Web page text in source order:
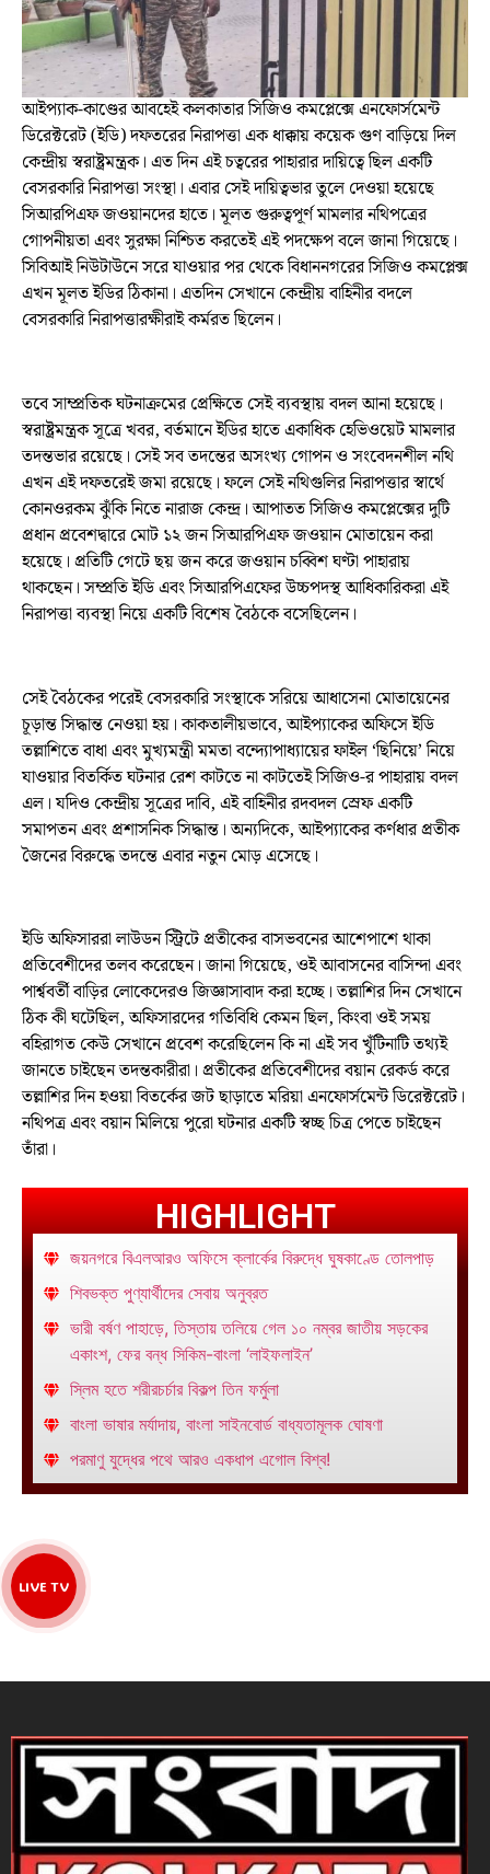
আইপ্যাক-কাণ্ডের আবহেই কলকাতার সিজিও কমপ্লেক্সে এনফোর্সমেন্ট
ডিরেক্টরেট (ইডি) দফতরের নিরাপত্তা এক ধাক্কায় কয়েক গুণ বাড়িয়ে দিল
কেন্দ্রীয় স্বরাষ্ট্রমন্ত্রক। এত দিন এই চত্বরের পাহারার দায়িত্বে ছিল একটি
বেসরকারি নিরাপত্তা সংস্থা। এবার সেই দায়িত্বভার তুলে দেওয়া হয়েছে
সিআরপিএফ জওয়ানদের হাতে। মূলত গুরুত্বপূর্ণ মামলার নথিপত্রের
গোপনীয়তা এবং সুরক্ষা নিশ্চিত করতেই এই পদক্ষেপ বলে জানা গিয়েছে।
সিবিআই নিউটাউনে সরে যাওয়ার পর থেকে বিধাননগরের সিজিও কমপ্লেক্স
এখন মূলত ইডির ঠিকানা। এতদিন সেখানে কেন্দ্রীয় বাহিনীর বদলে
বেসরকারি নিরাপত্তারক্ষীরাই কর্মরত ছিলেন।
তবে সাম্প্রতিক ঘটনাক্রমের প্রেক্ষিতে সেই ব্যবস্থায় বদল আনা হয়েছে।
স্বরাষ্ট্রমন্ত্রক সূত্রে খবর, বর্তমানে ইডির হাতে একাধিক হেভিওয়েট মামলার
তদন্তভার রয়েছে। সেই সব তদন্তের অসংখ্য গোপন ও সংবেদনশীল নথি
এখন এই দফতরেই জমা রয়েছে। ফলে সেই নথিগুলির নিরাপত্তার স্বার্থে
কোনওরকম ঝুঁকি নিতে নারাজ কেন্দ্র। আপাতত সিজিও কমপ্লেক্সের দুটি
প্রধান প্রবেশদ্বারে মোট ১২ জন সিআরপিএফ জওয়ান মোতায়েন করা
হয়েছে। প্রতিটি গেটে ছয় জন করে জওয়ান চব্বিশ ঘণ্টা পাহারায়
থাকছেন। সম্প্রতি ইডি এবং সিআরপিএফের উচ্চপদস্থ আধিকারিকরা এই
নিরাপত্তা ব্যবস্থা নিয়ে একটি বিশেষ বৈঠকে বসেছিলেন।
সেই বৈঠকের পরেই বেসরকারি সংস্থাকে সরিয়ে আধাসেনা মোতায়েনের
চূড়ান্ত সিদ্ধান্ত নেওয়া হয়। কাকতালীয়ভাবে, আইপ্যাকের অফিসে ইডি
তল্লাশিতে বাধা এবং মুখ্যমন্ত্রী মমতা বন্দ্যোপাধ্যায়ের ফাইল ‘ছিনিয়ে’ নিয়ে
যাওয়ার বিতর্কিত ঘটনার রেশ কাটতে না কাটতেই সিজিও-র পাহারায় বদল
এল। যদিও কেন্দ্রীয় সূত্রের দাবি, এই বাহিনীর রদবদল স্রেফ একটি
সমাপতন এবং প্রশাসনিক সিদ্ধান্ত। অন্যদিকে, আইপ্যাকের কর্ণধার প্রতীক
জৈনের বিরুদ্ধে তদন্তে এবার নতুন মোড় এসেছে।
ইডি অফিসাররা লাউডন স্ট্রিটে প্রতীকের বাসভবনের আশেপাশে থাকা
প্রতিবেশীদের তলব করেছেন। জানা গিয়েছে, ওই আবাসনের বাসিন্দা এবং
পার্শ্ববর্তী বাড়ির লোকেদেরও জিজ্ঞাসাবাদ করা হচ্ছে। তল্লাশির দিন সেখানে
ঠিক কী ঘটেছিল, অফিসারদের গতিবিধি কেমন ছিল, কিংবা ওই সময়
বহিরাগত কেউ সেখানে প্রবেশ করেছিলেন কি না এই সব খুঁটিনাটি তথ্যই
জানতে চাইছেন তদন্তকারীরা। প্রতীকের প্রতিবেশীদের বয়ান রেকর্ড করে
তল্লাশির দিন হওয়া বিতর্কের জট ছাড়াতে মরিয়া এনফোর্সমেন্ট ডিরেক্টরেট।
নথিপত্র এবং বয়ান মিলিয়ে পুরো ঘটনার একটি স্বচ্ছ চিত্র পেতে চাইছেন
তাঁরা।
HIGHLIGHT
জয়নগরে বিএলআরও অফিসে ক্লার্কের বিরুদ্ধে ঘুষকাণ্ডে তোলপাড়
শিবভক্ত পুণ্যার্থীদের সেবায় অনুব্রত
ভারী বর্ষণ পাহাড়ে, তিস্তায় তলিয়ে গেল ১০ নম্বর জাতীয় সড়কের
একাংশ, ফের বন্ধ সিকিম-বাংলা ‘লাইফলাইন’
স্লিম হতে শরীরচর্চার বিকল্প তিন ফর্মুলা
বাংলা ভাষার মর্যাদায়, বাংলা সাইনবোর্ড বাধ্যতামূলক ঘোষণা
পরমাণু যুদ্ধের পথে আরও একধাপ এগোল বিশ্ব!
LIVE TV